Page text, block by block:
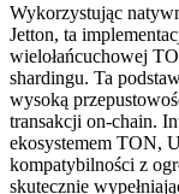
Wykorzystując
Jetton, ta
wielołańcuchowej
shardingu. Ta
wysoką
transakcji on-chain.
ekosystemem TON,
kompatybilności z
skutecznie